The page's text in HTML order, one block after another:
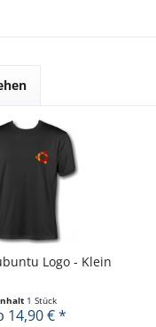
Logo - Klein
1 Stück
14,90 € *